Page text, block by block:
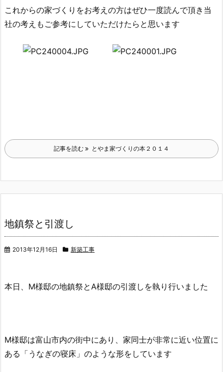
これからの家づくりをお考えの方はぜひ一度読んで頂き当
社の考えもご参考にしていただけたらと思います
記事を読む とやま家づくりの本２０１４
地鎮祭と引渡し
2013年12月16日 新築工事
本日、M様邸の地鎮祭とA様邸の引渡しを執り行いました
M様邸は富山市内の街中にあり、家同士が非常に近い位置に
ある「うなぎの寝床」のような形をしています